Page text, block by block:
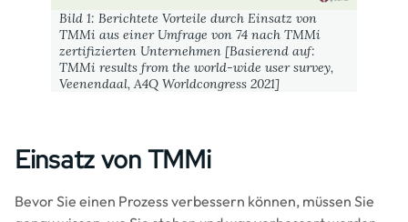
Bild 1: Berichtete Vorteile durch Einsatz von
TMMi aus einer Umfrage von 74 nach TMMi
zertifizierten Unternehmen [Basierend auf:
TMMi results from the world-wide user survey,
Veenendaal, A4Q Worldcongress 2021]
Einsatz von TMMi
Bevor Sie einen Prozess verbessern können, müssen Sie